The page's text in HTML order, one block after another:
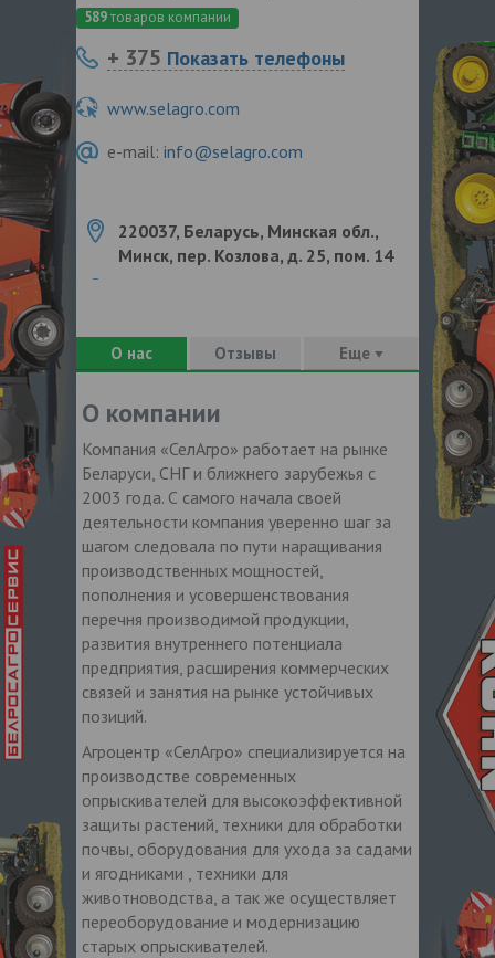
589товаров компании
+ 375 Показать телефоны
www.selagro.com
e-mail: info@selagro.com
220037, Беларусь, Минская обл.,
Минск, пер. Козлова, д. 25, пом. 14
О нас Отзывы Еще
О компании
Компания «СелАгро» работает на рынке
Беларуси, СНГ и ближнего зарубежья с
2003 года. С самого начала своей
деятельности компания уверенно шаг за
шагом следовала по пути наращивания
производственных мощностей,
пополнения и усовершенствования
перечня производимой продукции,
развития внутреннего потенциала
предприятия, расширения коммерческих
связей и занятия на рынке устойчивых
позиций.
Агроцентр «СелАгро» специализируется на
производстве современных
опрыскивателей для высокоэффективной
защиты растений, техники для обработки
почвы, оборудования для ухода за садами
и ягодниками , техники для
животноводства, а так же осуществляет
переоборудование и модернизацию
старых опрыскивателей.